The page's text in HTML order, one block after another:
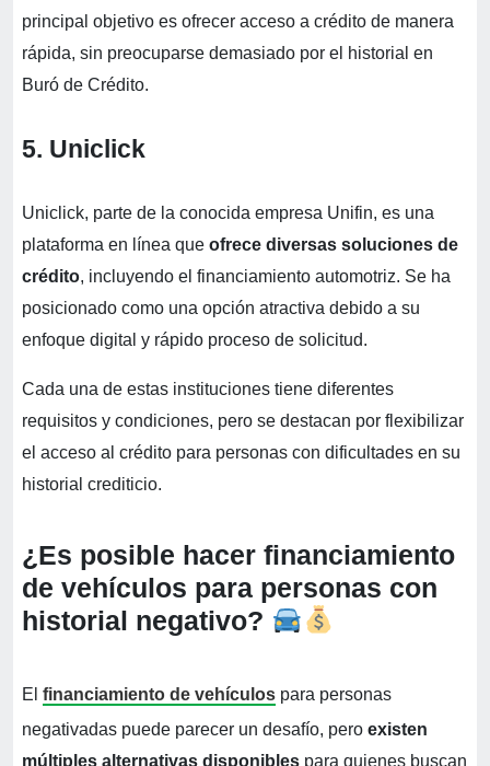
principal objetivo es ofrecer acceso a crédito de manera
rápida, sin preocuparse demasiado por el historial en
Buró de Crédito.
5. Uniclick
Uniclick, parte de la conocida empresa Unifin, es una
plataforma en línea que ofrece diversas soluciones de
crédito, incluyendo el financiamiento automotriz. Se ha
posicionado como una opción atractiva debido a su
enfoque digital y rápido proceso de solicitud.
Cada una de estas instituciones tiene diferentes
requisitos y condiciones, pero se destacan por flexibilizar
el acceso al crédito para personas con dificultades en su
historial crediticio.
¿Es posible hacer financiamiento
de vehículos para personas con
historial negativo?
El financiamiento de vehículos para personas
negativadas puede parecer un desafío, pero existen
múltiples alternativas disponibles para quienes buscan